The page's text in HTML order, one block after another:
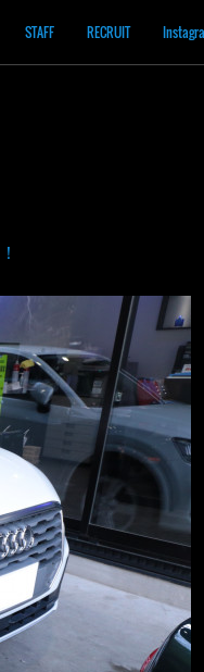
STAFF RECRUIT